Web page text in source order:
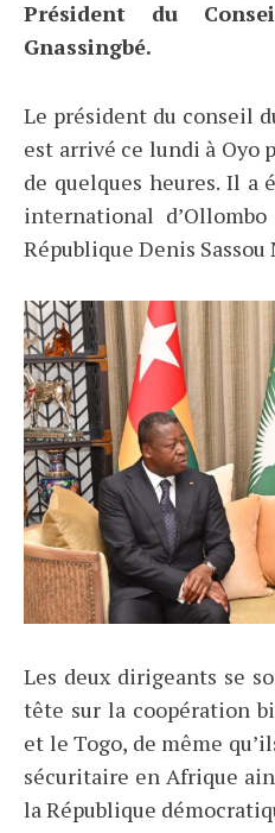
Président du
Gnassingbé.
Le président du conseil
est arrivé ce lundi à Oyo
de quelques heures. Il a
international
République Denis Sassou
Les deux dirigeants se
tête sur la coopération
et le Togo, de même
sécuritaire en Afrique
la République